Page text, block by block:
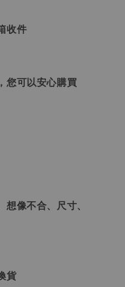
收件
您可以安心購買
像不合、尺寸、
貨